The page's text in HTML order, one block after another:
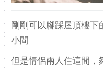
剛剛可以腳踩屋頂樓下
小間
但是情侶兩人住這間，